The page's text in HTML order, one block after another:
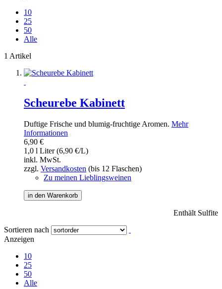
10
25
50
Alle
1 Artikel
Scheurebe Kabinett
Duftige Frische und blumig-fruchtige Aromen. Mehr
Informationen
6,90 €
1,0 l Liter (6,90 €/L)
inkl. MwSt.
zzgl. Versandkosten (bis 12 Flaschen)
Zu meinen Lieblingsweinen
in den Warenkorb
Enthält Sulfite
Sortieren nach
Anzeigen
10
25
50
Alle